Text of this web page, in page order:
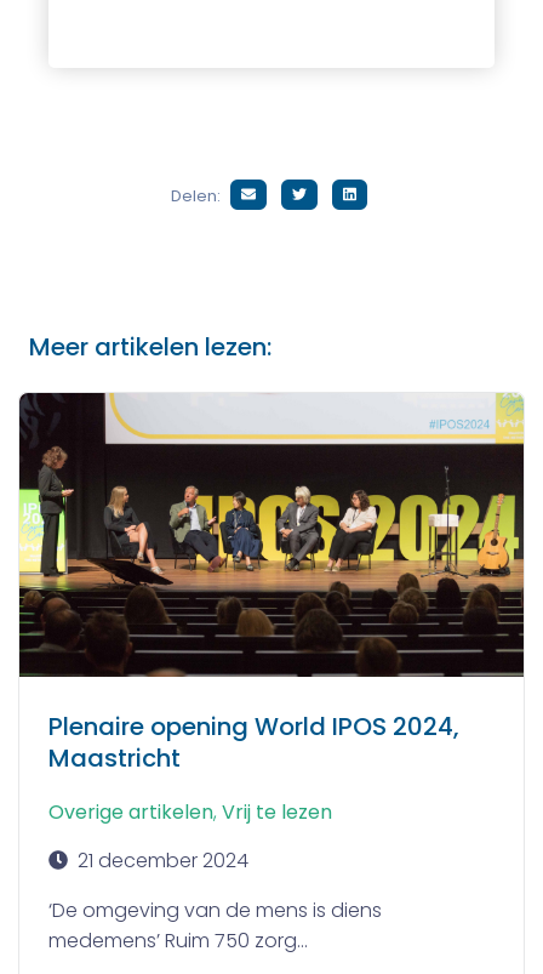
Delen:
Meer artikelen lezen:
Plenaire opening World IPOS 2024,
Maastricht
Overige artikelen, Vrij te lezen
21 december 2024
‘De omgeving van de mens is diens
medemens’ Ruim 750 zorg...